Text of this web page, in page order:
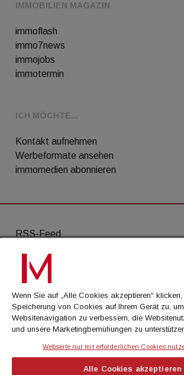
IMMOBILIEN MAGAZIN
immoflash
immo7news
immojobs
immotermin
ICH MÖCHTE...
Kontakt aufnehmen
Werbeformate ansehen
immomedien abonnieren
© Cachalot Media House GmbH - Alle
RSS-Feed
AGB
Datenschutz
Kontakt
Impressum
Wenn Sie auf „Alle Cookies akzeptieren“
Speicherung von Cookies auf Ihrem Gerät zu,
Websitenavigation zu verbessern, die
und unsere Marketingbemühungen zu
Webseite nur mit erforderlichen Cookies
Alle Cookies akzeptieren